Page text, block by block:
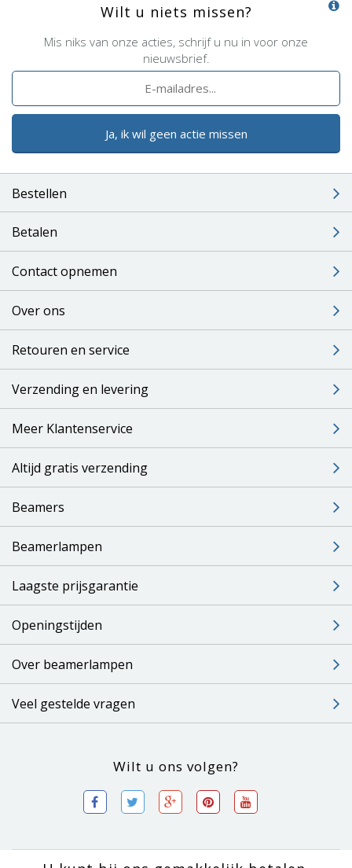
Wilt u niets missen?
Mis niks van onze acties, schrijf u nu in voor onze
nieuwsbrief.
Ja, ik wil geen actie missen
Bestellen
Betalen
Contact opnemen
Over ons
Retouren en service
Verzending en levering
Meer Klantenservice
Altijd gratis verzending
Beamers
Beamerlampen
Laagste prijsgarantie
Openingstijden
Over beamerlampen
Veel gestelde vragen
Wilt u ons volgen?